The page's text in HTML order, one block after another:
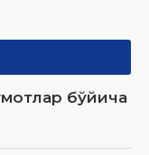
бўйича